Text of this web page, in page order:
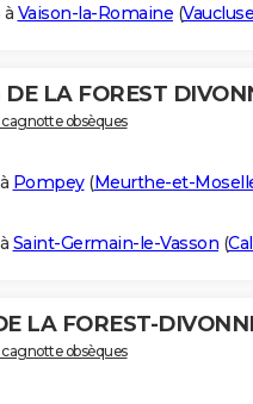
Vaison-la-Romaine (Vaucluse
LA FOREST
obsèques
Pompey(Meurthe-et-
Saint-Germain-le-Vasson (
LA FOREST-
obsèques